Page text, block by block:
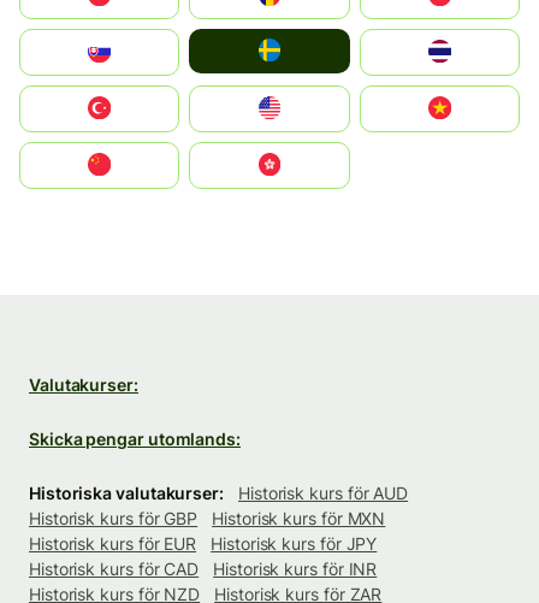
United States
中國香港特別行政區
Valutakurser:
Skicka pengar utomlands:
Historiska valutakurser:
Historisk kurs för AUD
Historisk kurs för GBP
Historisk kurs för MXN
Historisk kurs för EUR
Historisk kurs för JPY
Historisk kurs för CAD
Historisk kurs för INR
Historisk kurs för NZD
Historisk kurs för ZAR